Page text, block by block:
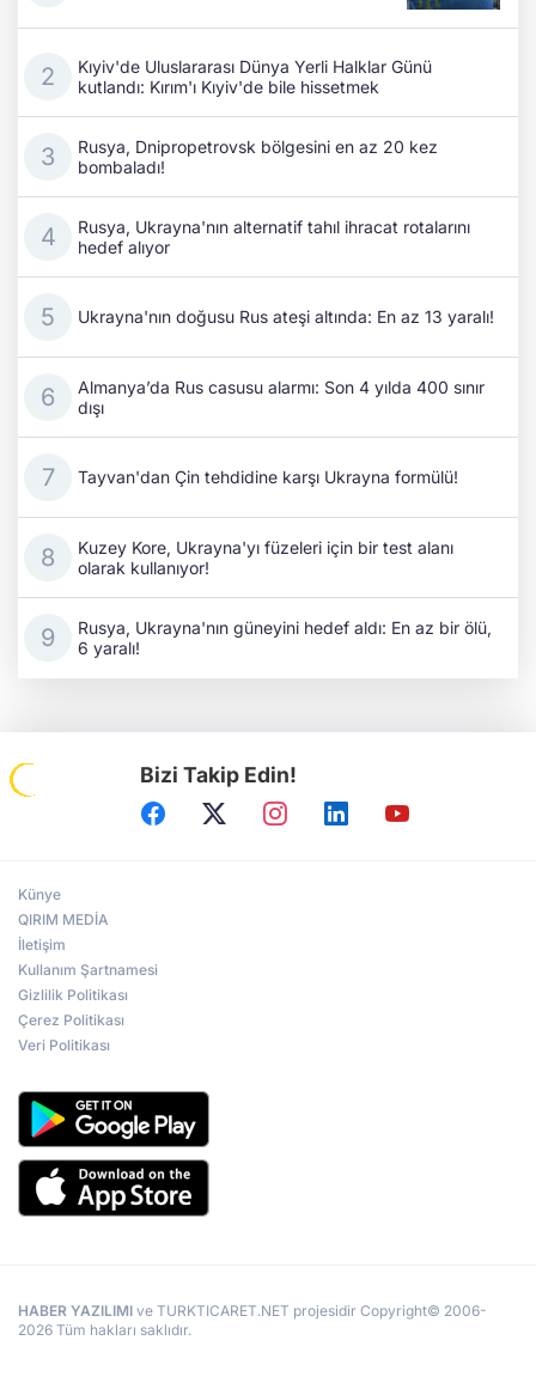
Kıyiv'de Uluslararası Dünya Yerli Halklar Günü
kutlandı: Kırım'ı Kıyiv'de bile hissetmek
Rusya, Dnipropetrovsk bölgesini en az 20 kez
bombaladı!
Rusya, Ukrayna'nın alternatif tahıl ihracat rotalarını
hedef alıyor
Ukrayna'nın doğusu Rus ateşi altında: En az 13 yaralı!
Almanya’da Rus casusu alarmı: Son 4 yılda 400 sınır
dışı
Tayvan'dan Çin tehdidine karşı Ukrayna formülü!
Kuzey Kore, Ukrayna'yı füzeleri için bir test alanı
olarak kullanıyor!
Rusya, Ukrayna'nın güneyini hedef aldı: En az bir ölü,
6 yaralı!
Bizi Takip Edin!
Künye
QIRIM MEDİA
İletişim
Kullanım Şartnamesi
Gizlilik Politikası
Çerez Politikası
Veri Politikası
HABER YAZILIMI ve TURKTICARET.NET projesidir Copyright© 2006-
2026 Tüm hakları saklıdır.